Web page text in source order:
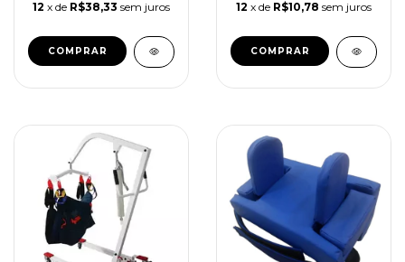
12 x de R$38,33 sem juros 12 x de R$10,78 sem juros